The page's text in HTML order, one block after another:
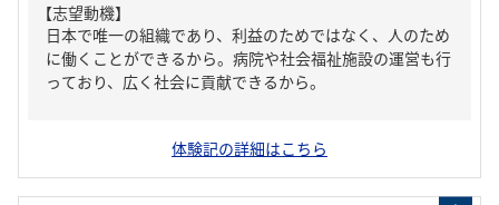
【志望動機】
日本で唯一の組織であり、利益のためではなく、人のため
に働くことができるから。病院や社会福祉施設の運営も行
っており、広く社会に貢献できるから。
体験記の詳細はこちら